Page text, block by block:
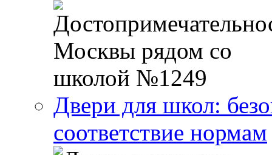
Двери для школ:
соответствие нормам